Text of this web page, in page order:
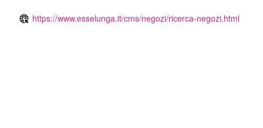
https://www.esselunga.it/cms/negozi/ricerca-negozi.html